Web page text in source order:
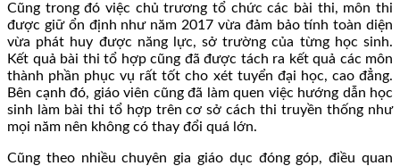
Cũng trong đó việc chủ trương tổ chức các bài thi, môn thi
được giữ ổn định như năm 2017 vừa đảm bảo tính toàn diện
vừa phát huy được năng lực, sở trường của từng học sinh.
Kết quả bài thi tổ hợp cũng đã được tách ra kết quả các môn
thành phần phục vụ rất tốt cho xét tuyển đại học, cao đẳng.
Bên cạnh đó, giáo viên cũng đã làm quen việc hướng dẫn học
sinh làm bài thi tổ hợp trên cơ sở cách thi truyền thống như
mọi năm nên không có thay đổi quá lớn.
Cũng theo nhiều chuyên gia giáo dục đóng góp, điều quan